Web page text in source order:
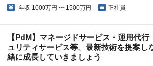
年収 1000万円 〜 1500万円 正社員
【PdM】マネージドサービス・運用代行
ュリティサービス等、最新技術を提案し
緒に成長していきましょう